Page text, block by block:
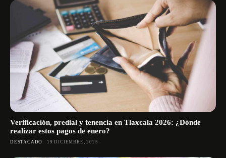
Verificación, predial y tenencia en Tlaxcala 2026: ¿Dónde
realizar estos pagos de enero?
DESTACADO 19 DICIEMBRE, 2025